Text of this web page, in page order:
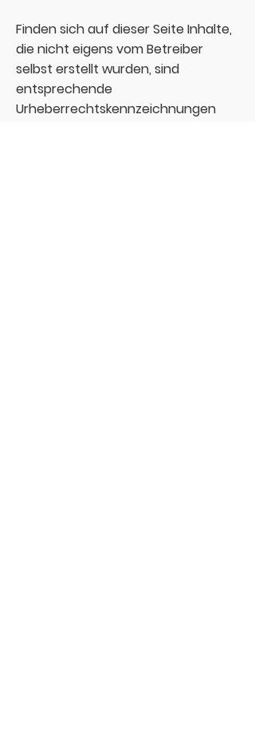
Finden sich auf dieser Seite Inhalte,
die nicht eigens vom Betreiber
selbst erstellt wurden, sind
entsprechende
Urheberrechtskennzeichnungen